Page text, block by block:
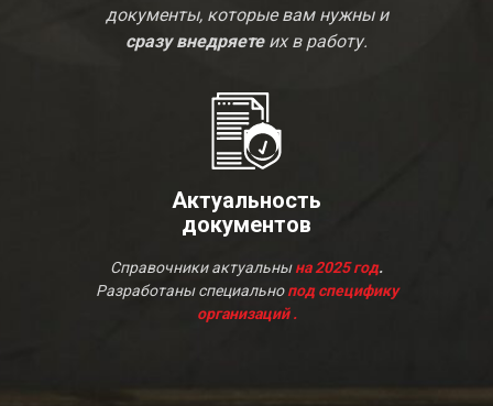
документы, которые вам нужны и
сразу внедряетеих в работу.
Актуальность
документов
Справочники актуальнына 2025 год.
Разработаны специальнопод специфику
организаций .